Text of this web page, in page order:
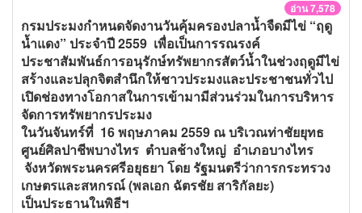
อ่าน 7,578
กรมประมงกำหนดจัดงานวันคุ้มครองปลาน้ำจืดมีไข่ “ฤดู
น้ำแดง” ประจำปี 2559 เพื่อเป็นการรณรงค์
ประชาสัมพันธ์การอนุรักษ์ทรัพยากรสัตว์น้ำในช่วงฤดูมีไข่
สร้างและปลุกจิตสำนึกให้ชาวประมงและประชาชนทั่วไป
เปิดช่องทางโอกาสในการเข้ามามีส่วนร่วมในการบริหาร
จัดการทรัพยากรประมง
ในวันจันทร์ที่ 16 พฤษภาคม 2559 ณ บริเวณท่าชัยยุทธ
ศูนย์ศิลปาชีพบางไทร ตำบลช้างใหญ่ อำเภอบางไทร
จังหวัดพระนครศรีอยุธยา โดย รัฐมนตรีว่าการกระทรวง
เกษตรและสหกรณ์ (พลเอก ฉัตรชัย สาริกัลยะ)
เป็นประธานในพิธีฯ